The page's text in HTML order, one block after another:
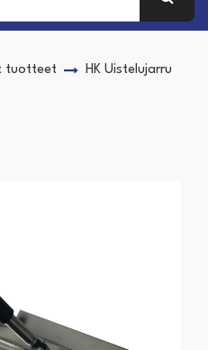
tuotteet
HK Uistelujarru